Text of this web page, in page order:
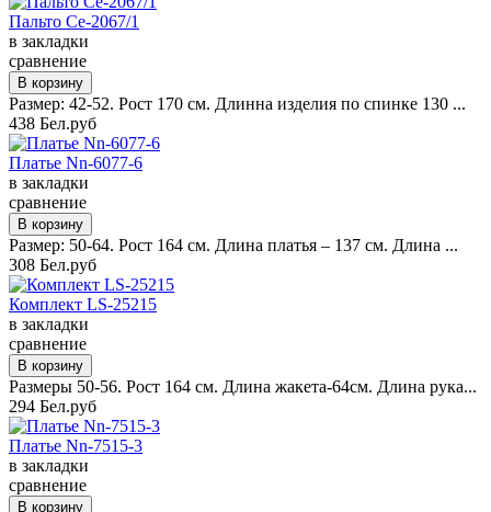
Пальто Ce-2067/1
в закладки
сравнение
Размер: 42-52. Рост 170 см. Длинна изделия по спинке 130 ...
438 Бел.руб
Платье Nn-6077-6
в закладки
сравнение
Размер: 50-64. Рост 164 см. Длина платья – 137 см. Длина ...
308 Бел.руб
Комплект LS-25215
в закладки
сравнение
Размеры 50-56. Рост 164 см. Длина жакета-64см. Длина рука...
294 Бел.руб
Платье Nn-7515-3
в закладки
сравнение